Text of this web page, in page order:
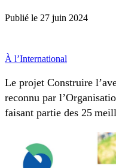
Publié le 27 juin 2024
À l’International
Le projet Construire
reconnu par
faisant partie des 25